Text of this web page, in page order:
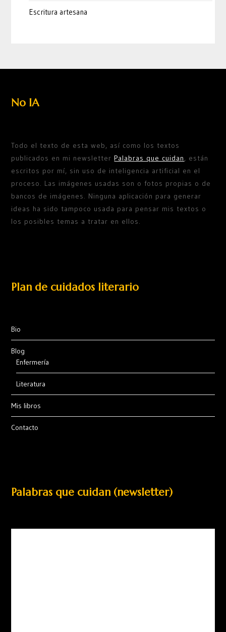
Escritura artesana
No IA
Todo el texto de esta web, así como los textos
publicados en mi newsletterPalabras que cuidan, están
escritos por mí, sin uso de inteligencia artificial en el
proceso. Las imágenes usadas son o fotos propias o de
bancos de imágenes. Ninguna aplicación para generar
ideas ha sido tampoco usada para pensar mis textos o
los posibles temas a tratar en ellos.
Plan de cuidados literario
Bio
Blog
Enfermería
Literatura
Mis libros
Contacto
Palabras que cuidan (newsletter)